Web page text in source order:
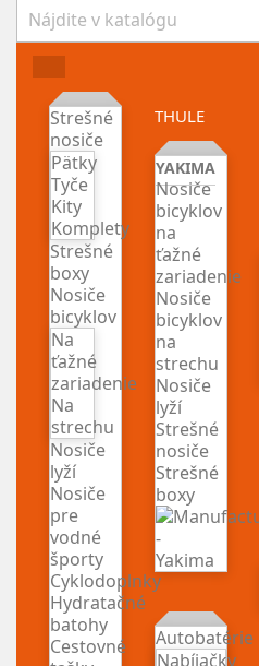
THULE
Strešné
nosiče
Pätky
Tyče
Kity
Komplety
Strešné
boxy
Nosiče
bicyklov
Na
ťažné
zariadenie
Na
strechu
Nosiče
lyží
Nosiče
pre
vodné
športy
Cyklodoplnky
Hydratačné
batohy
Cestovné
YAKIMA
Nosiče
bicyklov
na
ťažné
zariadenie
Nosiče
bicyklov
na
strechu
Nosiče
lyží
Strešné
nosiče
Strešné
boxy
Autobatérie
Nabíjačky